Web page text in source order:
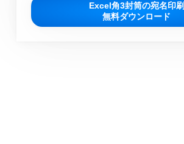
Excel角3封筒の宛名印刷
無料ダウンロード